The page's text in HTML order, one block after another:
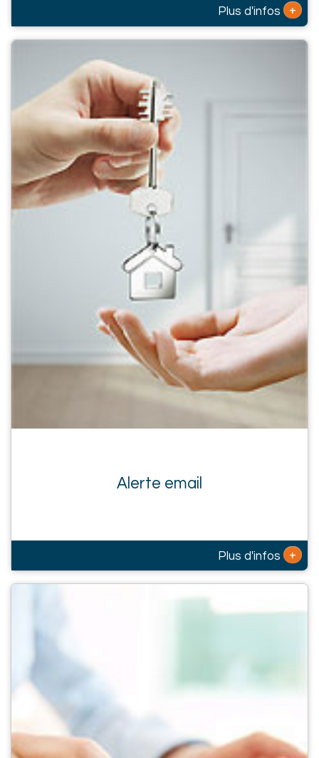
Plus d'infos +
Alerte email
Plus d'infos +